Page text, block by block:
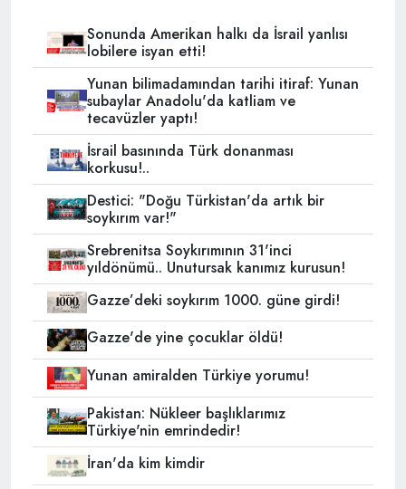
Sonunda Amerikan halkı da İsrail yanlısı
lobilere isyan etti!
Yunan bilimadamından tarihi itiraf: Yunan
subaylar Anadolu'da katliam ve
tecavüzler yaptı!
İsrail basınında Türk donanması
korkusu!..
Destici: "Doğu Türkistan'da artık bir
soykırım var!"
Srebrenitsa Soykırımının 31'inci
yıldönümü.. Unutursak kanımız kurusun!
Gazze’deki soykırım 1000. güne girdi!
Gazze'de yine çocuklar öldü!
Yunan amiralden Türkiye yorumu!
Pakistan: Nükleer başlıklarımız
Türkiye'nin emrindedir!
İran'da kim kimdir